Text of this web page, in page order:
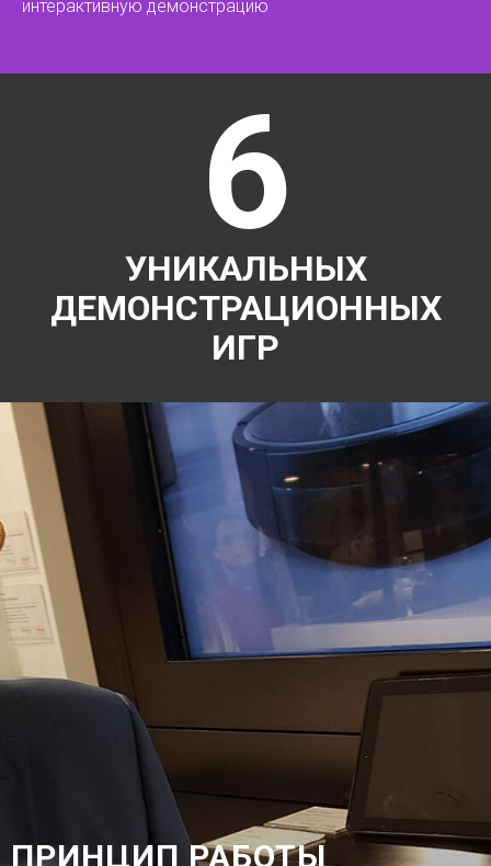
интерактивную демонстрацию
УНИКАЛЬНЫХ
ДЕМОНСТРАЦИОННЫХ
ИГР
6
ПРИНЦИП РАБОТЫ